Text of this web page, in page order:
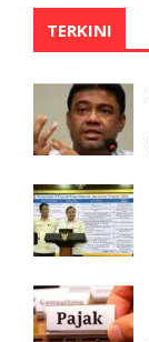
TERKINI